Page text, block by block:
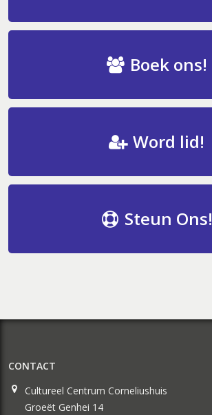
Boek ons!
Word lid!
Steun Ons!
CONTACT
Cultureel Centrum Corneliushuis
Groeët Genhei 14